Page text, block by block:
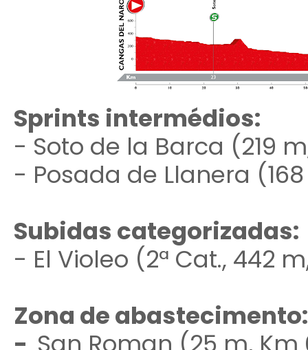
Sprints intermédios:
- Soto de la Barca (219
- Posada de Llanera
Subidas categorizadas:
- El Violeo (2ª Cat., 442 m,
Zona de